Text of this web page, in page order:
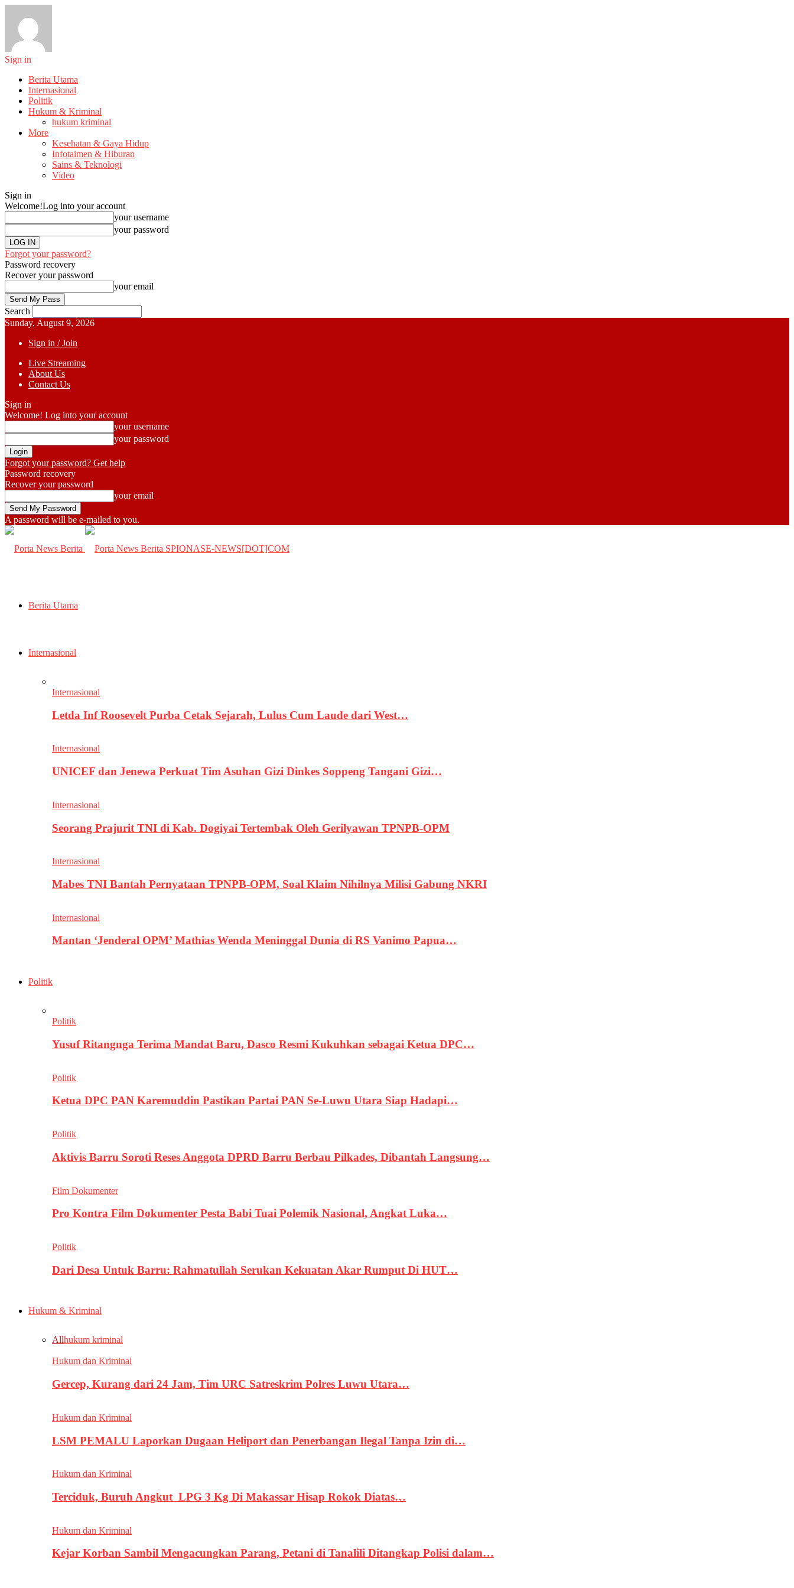
Sign in
Berita Utama
Internasional
Politik
Hukum & Kriminal
hukum kriminal
More
Kesehatan & Gaya Hidup
Infotaimen & Hiburan
Sains & Teknologi
Video
Sign in
Welcome!Log into your account
your username
your password
Forgot your password?
Password recovery
Recover your password
your email
Search
Sunday, August 9, 2026
Sign in / Join
Live Streaming
About Us
Contact Us
Sign in
Welcome! Log into your account
your username
your password
Forgot your password? Get help
Password recovery
Recover your password
your email
A password will be e-mailed to you.
SPIONASE-NEWS[DOT]COM
Berita Utama
Internasional
Internasional
Letda Inf Roosevelt Purba Cetak Sejarah, Lulus Cum Laude dari West…
Internasional
UNICEF dan Jenewa Perkuat Tim Asuhan Gizi Dinkes Soppeng Tangani Gizi…
Internasional
Seorang Prajurit TNI di Kab. Dogiyai Tertembak Oleh Gerilyawan TPNPB-OPM
Internasional
Mabes TNI Bantah Pernyataan TPNPB-OPM, Soal Klaim Nihilnya Milisi Gabung NKRI
Internasional
Mantan ‘Jenderal OPM’ Mathias Wenda Meninggal Dunia di RS Vanimo Papua…
Politik
Politik
Yusuf Ritangnga Terima Mandat Baru, Dasco Resmi Kukuhkan sebagai Ketua DPC…
Politik
Ketua DPC PAN Karemuddin Pastikan Partai PAN Se-Luwu Utara Siap Hadapi…
Politik
Aktivis Barru Soroti Reses Anggota DPRD Barru Berbau Pilkades, Dibantah Langsung…
Film Dokumenter
Pro Kontra Film Dokumenter Pesta Babi Tuai Polemik Nasional, Angkat Luka…
Politik
Dari Desa Untuk Barru: Rahmatullah Serukan Kekuatan Akar Rumput Di HUT…
Hukum & Kriminal
Allhukum kriminal
Hukum dan Kriminal
Gercep, Kurang dari 24 Jam, Tim URC Satreskrim Polres Luwu Utara…
Hukum dan Kriminal
LSM PEMALU Laporkan Dugaan Heliport dan Penerbangan Ilegal Tanpa Izin di…
Hukum dan Kriminal
Terciduk, Buruh Angkut LPG 3 Kg Di Makassar Hisap Rokok Diatas…
Hukum dan Kriminal
Kejar Korban Sambil Mengacungkan Parang, Petani di Tanalili Ditangkap Polisi dalam…